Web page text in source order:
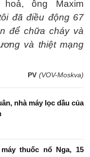
ông Maxim
đã điều động 67
để chữa cháy và
và thiệt mạng
PV (VOV-Moskva)
nhà máy lọc dầu của
thuốc nổ Nga, 15